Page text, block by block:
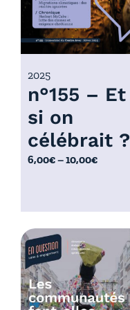
0
0
à
1
0
,
0
0
n°155 – Et
si on
célébrait ?
2025
6,00€–10,00€
P
g
e
d
e
p
r